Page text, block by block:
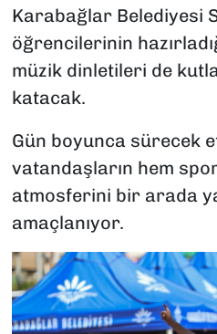
Karabağlar Belediyesi
öğrencilerinin
müzik dinletileri de
katacak.
Gün boyunca sürecek
vatandaşların hem
atmosferini bir arada
amaçlanıyor.